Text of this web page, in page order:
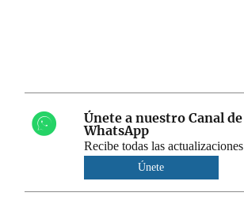
Únete a nuestro Canal de
WhatsApp
Recibe todas las actualizaciones
Únete